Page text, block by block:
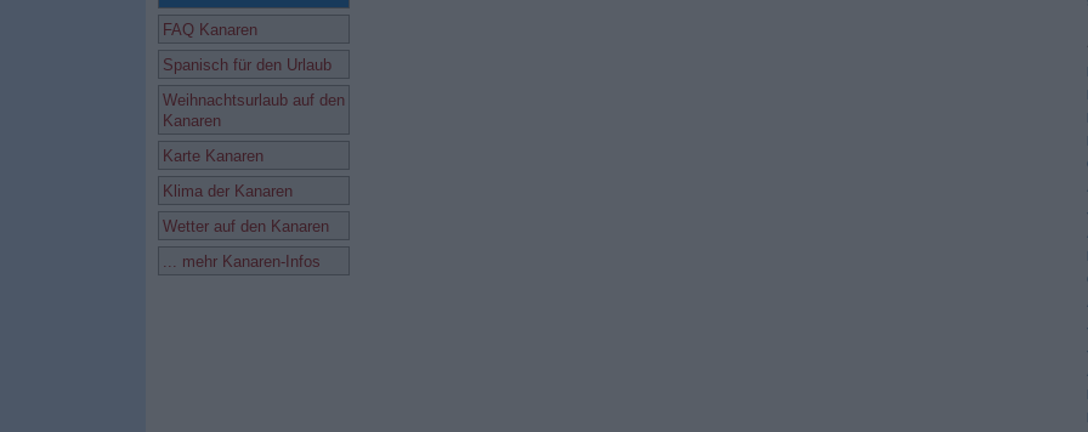
FAQ Kanaren
Spanisch für den Urlaub
Weihnachtsurlaub auf den
Kanaren
Karte Kanaren
Klima der Kanaren
Wetter auf den Kanaren
... mehr Kanaren-Infos